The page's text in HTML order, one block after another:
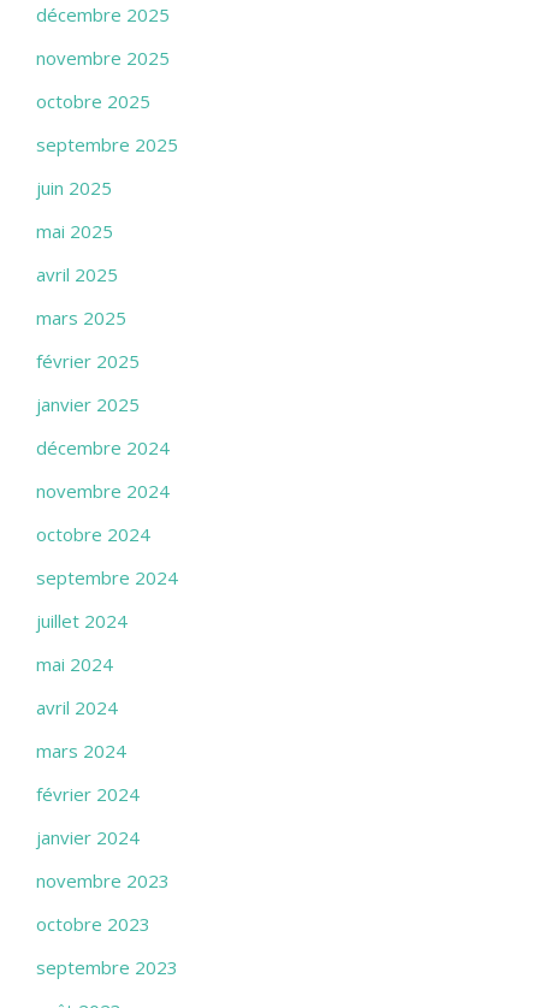
décembre 2025
novembre 2025
octobre 2025
septembre 2025
juin 2025
mai 2025
avril 2025
mars 2025
février 2025
janvier 2025
décembre 2024
novembre 2024
octobre 2024
septembre 2024
juillet 2024
mai 2024
avril 2024
mars 2024
février 2024
janvier 2024
novembre 2023
octobre 2023
septembre 2023